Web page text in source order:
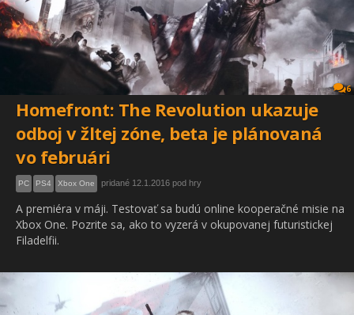
6
Homefront: The Revolution ukazuje
odboj v žltej zóne, beta je plánovaná
vo februári
PC PS4 Xbox One pridané 12.1.2016 pod hry
A premiéra v máji. Testovať sa budú online kooperačné misie na
Xbox One. Pozrite sa, ako to vyzerá v okupovanej futuristickej
Filadelfii.